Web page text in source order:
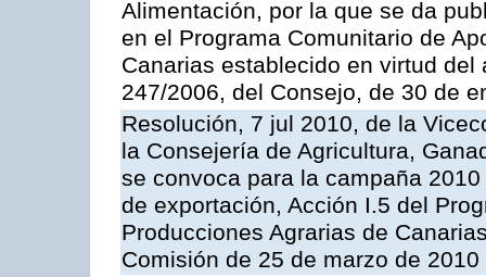
Alimentación, por la que se da
en el Programa Comunitario de
Canarias establecido en virtud del
247/2006, del Consejo, de 30 de
Resolución, 7 jul 2010, de la
la Consejería de Agricultura,
se convoca para la campaña
de exportación, Acción I.5 del
Producciones Agrarias de
Comisión de 25 de marzo de 2010